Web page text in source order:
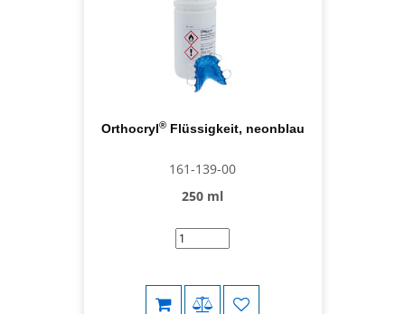
Orthocryl®Flüssigkeit, neonblau
161-139-00
250 ml